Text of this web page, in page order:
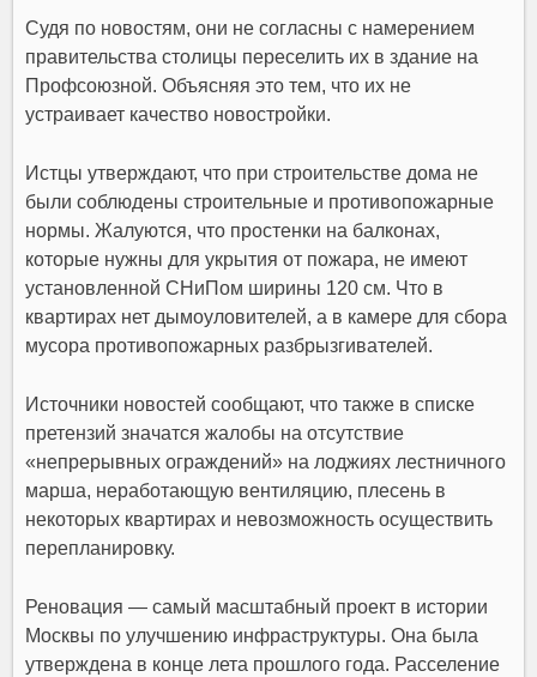
Судя по новостям, они не согласны с намерением
правительства столицы переселить их в здание на
Профсоюзной. Объясняя это тем, что их не
устраивает качество новостройки.
Истцы утверждают, что при строительстве дома не
были соблюдены строительные и противопожарные
нормы. Жалуются, что простенки на балконах,
которые нужны для укрытия от пожара, не имеют
установленной СНиПом ширины 120 см. Что в
квартирах нет дымоуловителей, а в камере для сбора
мусора противопожарных разбрызгивателей.
Источники новостей сообщают, что также в списке
претензий значатся жалобы на отсутствие
«непрерывных ограждений» на лоджиях лестничного
марша, неработающую вентиляцию, плесень в
некоторых квартирах и невозможность осуществить
перепланировку.
Реновация — самый масштабный проект в истории
Москвы по улучшению инфраструктуры. Она была
утверждена в конце лета прошлого года. Расселение